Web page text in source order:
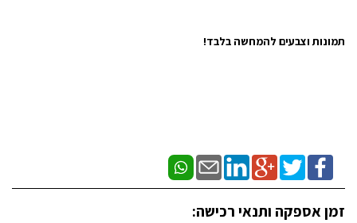
תמונות וצבעים להמחשה בלבד!
זמן אספקה ותנאי רכישה: